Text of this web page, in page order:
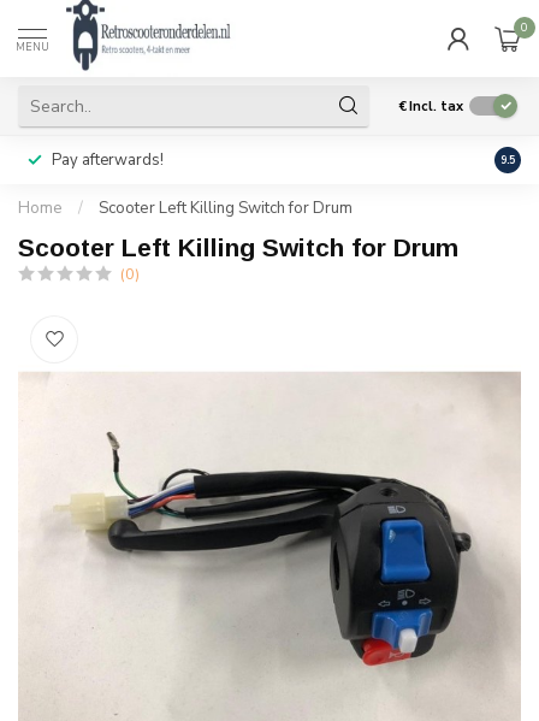
MENU
0
€Incl. tax
Pay afterwards! Geen
9.5
Home / Scooter Left Killing Switch for Drum
Scooter Left Killing Switch for Drum
(0)